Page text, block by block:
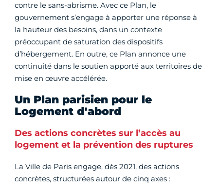
contre le sans-abrisme. Avec ce Plan, le
gouvernement s’engage à apporter une réponse à
la hauteur des besoins, dans un contexte
préoccupant de saturation des dispositifs
d’hébergement. En outre, ce Plan annonce une
continuité dans le soutien apporté aux territoires de
mise en œuvre accélérée.
Un Plan parisien pour le
Logement d'abord
Des actions concrètes sur l’accès au
logement et la prévention des ruptures
La Ville de Paris engage, dès 2021, des actions
concrètes, structurées autour de cinq axes :